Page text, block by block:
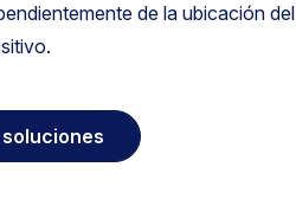
de la ubicación del